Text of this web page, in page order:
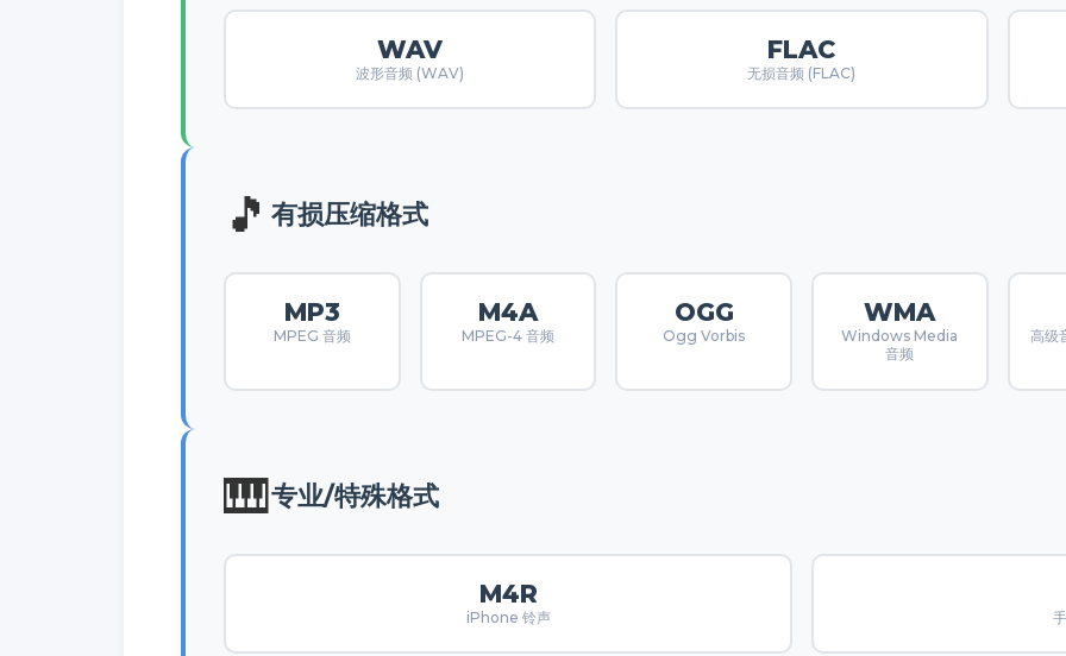
WAV
波形音频 (WAV)
FLAC
无损音频 (FLAC)
🎵 有损压缩格式
MP3
MPEG 音频
M4A
MPEG-4 音频
OGG
Ogg Vorbis
WMA
Windows Media
音频
高级
🎹专业/特殊格式
M4R
iPhone 铃声